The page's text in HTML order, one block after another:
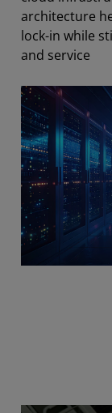
architecture
lock-in while
and service